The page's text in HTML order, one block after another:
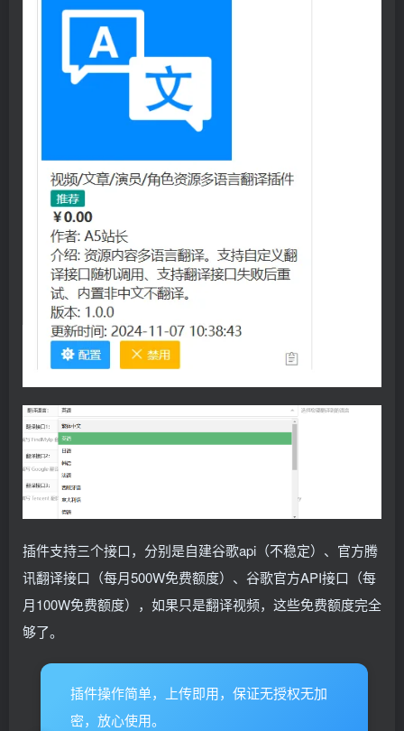
插件支持三个接口，分别是自建谷歌api（不稳定）、官方腾
讯翻译接口（每月500W免费额度）、谷歌官方API接口（每
月100W免费额度），如果只是翻译视频，这些免费额度完全
够了。
插件操作简单，上传即用，保证无授权无加
密，放心使用。